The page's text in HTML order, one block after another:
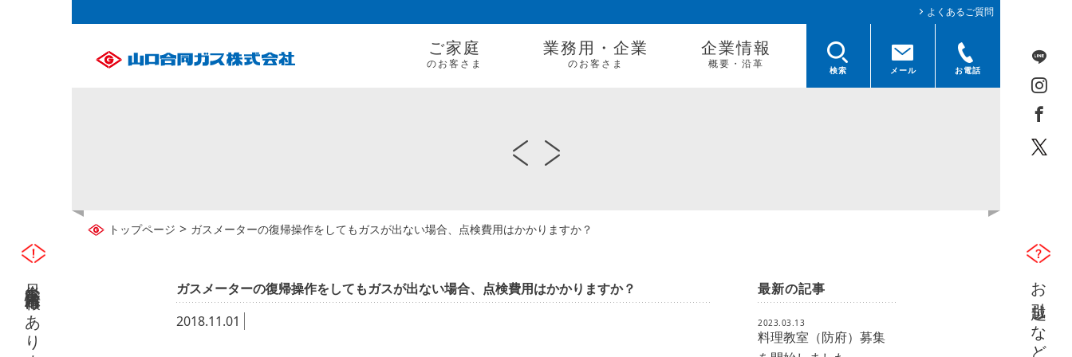
よくあるご質問
ご家庭
のお客さま
業務用・企業
のお客さま
企業情報
概要・沿革 検索 メール お電話
トップページ > ガスメーターの復帰操作をしてもガスが出ない場合、点検費用はかかりますか？
ガスメーターの復帰操作をしてもガスが出ない場合、点検費用はかかりますか？
2018.11.01
最新の記事
2023.03.13
料理教室（防府）募集